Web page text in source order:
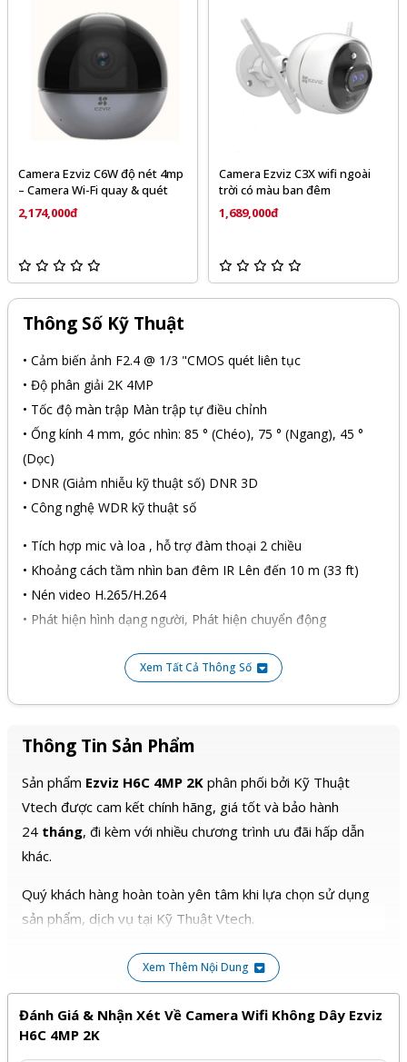
Camera Ezviz C6W độ nét 4mp
– Camera Wi-Fi quay & quét
2,174,000đ
Camera Ezviz C3X wifi ngoài
trời có màu ban đêm
1,689,000đ
Thông Tin Sản Phẩm
Sản phẩm Ezviz H6C 4MP 2K phân phối bởi Kỹ Thuật
Vtech được cam kết chính hãng, giá tốt và bảo hành
24 tháng, đi kèm với nhiều chương trình ưu đãi hấp dẫn
khác.
Quý khách hàng hoàn toàn yên tâm khi lựa chọn sử dụng
sản phẩm, dịch vụ tại Kỹ Thuật Vtech.
Xem Thêm Nội Dung
Đánh Giá & Nhận Xét Về Camera Wifi Không Dây Ezviz
H6C 4MP 2K
Thông Số Kỹ Thuật
• Cảm biến ảnh F2.4 @ 1/3 "CMOS quét liên tục
• Độ phân giải 2K 4MP
• Tốc độ màn trập Màn trập tự điều chỉnh
• Ống kính 4 mm, góc nhìn: 85 ° (Chéo), 75 ° (Ngang), 45 °
(Dọc)
• DNR (Giảm nhiễu kỹ thuật số) DNR 3D
• Công nghệ WDR kỹ thuật số
• Tích hợp mic và loa , hỗ trợ đàm thoại 2 chiều
• Khoảng cách tầm nhìn ban đêm IR Lên đến 10 m (33 ft)
• Nén video H.265/H.264
• Phát hiện hình dạng người, Phát hiện chuyển động
• Phát hiện dáng người/ xe bằng công nghệ AI, Phát hiện
Xem Tất Cả Thông Số